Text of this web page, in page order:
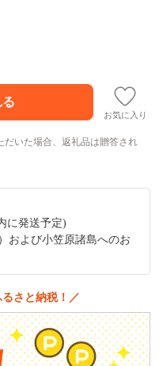
お気に入り
だいた場合、返礼品は贈答され
に発送予定)
および小笠原諸島へのお
さと納税！／